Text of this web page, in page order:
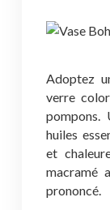
Adoptez
verre
pompons.
huiles
et
macramé
prononcé.